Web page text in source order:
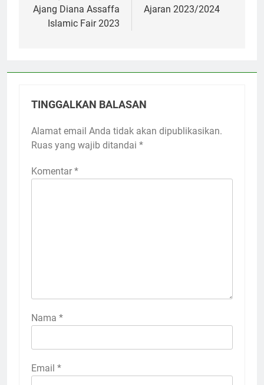
Ajang Diana Assaffa
Islamic Fair 2023
Ajaran 2023/2024
TINGGALKAN BALASAN
Alamat email Anda tidak akan dipublikasikan.
Ruas yang wajib ditandai *
Komentar *
Nama *
Email *